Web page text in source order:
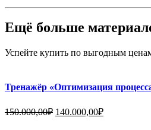
Ещё больше
Успейте купить по выгодным
Тренажёр «Оптимизация
150.000,00₽ Первоначальная
140.000,00₽Текущая